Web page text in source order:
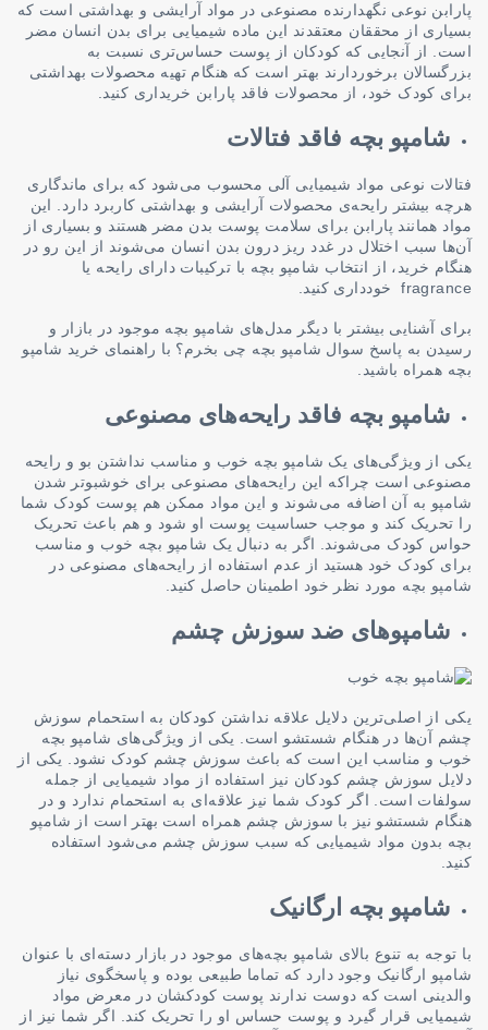
پارابن نوعی نگهدارنده مصنوعی در مواد آرایشی و بهداشتی است که
بسیاری از محققان معتقدند این ماده شیمیایی برای بدن انسان مضر
است. از آنجایی که کودکان از پوست حساس‌تری نسبت به
بزرگسالان برخوردارند بهتر است که هنگام تهیه محصولات بهداشتی
برای کودک خود، از محصولات فاقد پارابن خریداری کنید.
شامپو بچه فاقد فتالات
فتالات نوعی مواد شیمیایی آلی محسوب می‌شود که برای ماندگاری
هرچه بیشتر رایحه‌ی محصولات آرایشی و بهداشتی کاربرد دارد. این
مواد همانند پارابن برای سلامت پوست بدن مضر هستند و بسیاری از
آن‌ها سبب اختلال در غدد ریز درون بدن انسان می‌شوند از این رو در
هنگام خرید، از انتخاب شامپو بچه با ترکیبات دارای رایحه یا
fragrance خودداری کنید.
برای آشنایی بیشتر با دیگر مدل‌های شامپو بچه موجود در بازار و
رسیدن به پاسخ سوال شامپو بچه چی بخرم؟ با راهنمای خرید شامپو
بچه همراه باشید.
شامپو بچه فاقد رایحه‌های مصنوعی
یکی از ویژگی‌های یک شامپو بچه خوب و مناسب نداشتن بو و رایحه
مصنوعی است چراکه این رایحه‌های مصنوعی برای خوشبوتر شدن
شامپو به آن اضافه می‌شوند و این مواد ممکن هم پوست کودک شما
را تحریک کند و موجب حساسیت پوست او شود و هم باعث تحریک
حواس کودک می‌شوند. اگر به دنبال یک شامپو بچه خوب و مناسب
برای کودک خود هستید از عدم استفاده از رایحه‌های مصنوعی در
شامپو بچه مورد نظر خود اطمینان حاصل کنید.
شامپوهای ضد سوزش چشم
یکی از اصلی‌ترین دلایل علاقه نداشتن کودکان به استحمام سوزش
چشم آن‌ها در هنگام شستشو است. یکی از ویژگی‌های شامپو بچه
خوب و مناسب این است که باعث سوزش چشم کودک نشود. یکی از
دلایل سوزش چشم کودکان نیز استفاده از مواد شیمیایی از جمله
سولفات است. اگر کودک شما نیز علاقه‌ای به استحمام ندارد و در
هنگام شستشو نیز با سوزش چشم همراه است بهتر است از شامپو
بچه بدون مواد شیمیایی که سبب سوزش چشم می‌شود استفاده
کنید.
شامپو بچه ارگانیک
با توجه به تنوع بالای شامپو بچه‌های موجود در بازار دسته‌ای با عنوان
شامپو ارگانیک وجود دارد که تماما طبیعی بوده و پاسخگوی نیاز
والدینی است که دوست ندارند پوست کودکشان در معرض مواد
شیمیایی قرار گیرد و پوست حساس او را تحریک کند. اگر شما نیز از